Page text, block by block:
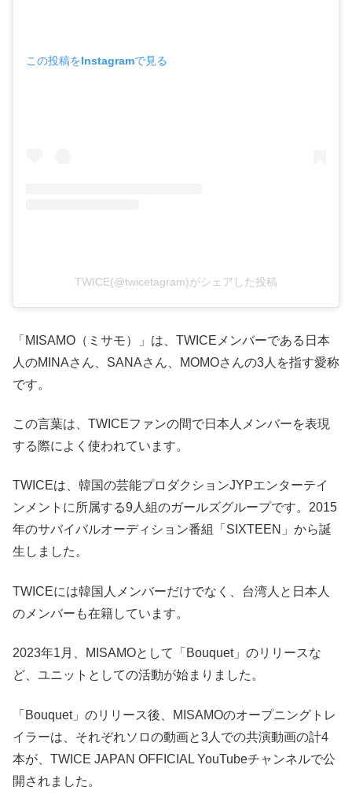
この投稿をInstagramで見る
TWICE(@twicetagram)がシェアした投稿
「MISAMO（ミサモ）」は、TWICEメンバーである日本
人のMINAさん、SANAさん、MOMOさんの3人を指す愛称
です。
この言葉は、TWICEファンの間で日本人メンバーを表現
する際によく使われています。
TWICEは、韓国の芸能プロダクションJYPエンターテイ
ンメントに所属する9人組のガールズグループです。2015
年のサバイバルオーディション番組「SIXTEEN」から誕
生しました。
TWICEには韓国人メンバーだけでなく、台湾人と日本人
のメンバーも在籍しています。
2023年1月、MISAMOとして「Bouquet」のリリースな
ど、ユニットとしての活動が始まりました。
「Bouquet」のリリース後、MISAMOのオープニングトレ
イラーは、それぞれソロの動画と3人での共演動画の計4
本が、TWICE JAPAN OFFICIAL YouTubeチャンネルで公
開されました。